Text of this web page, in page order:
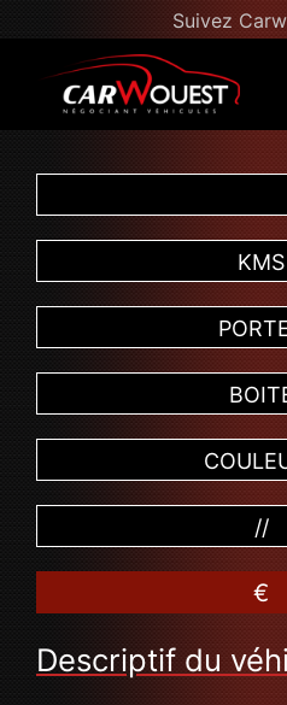
Suivez
KMS
//
€
Descriptif du